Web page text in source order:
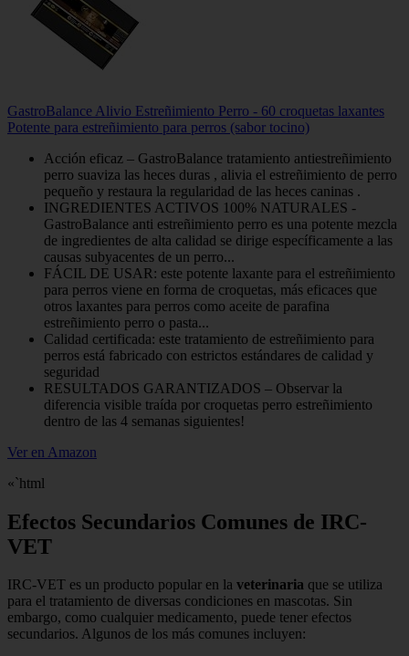
GastroBalance Alivio Estreñimiento Perro - 60 croquetas laxantes
Potente para estreñimiento para perros (sabor tocino)
Acción eficaz – GastroBalance tratamiento antiestreñimiento
perro suaviza las heces duras , alivia el estreñimiento de perro
pequeño y restaura la regularidad de las heces caninas .
INGREDIENTES ACTIVOS 100% NATURALES -
GastroBalance anti estreñimiento perro es una potente mezcla
de ingredientes de alta calidad se dirige específicamente a las
causas subyacentes de un perro...
FÁCIL DE USAR: este potente laxante para el estreñimiento
para perros viene en forma de croquetas, más eficaces que
otros laxantes para perros como aceite de parafina
estreñimiento perro o pasta...
Calidad certificada: este tratamiento de estreñimiento para
perros está fabricado con estrictos estándares de calidad y
seguridad
RESULTADOS GARANTIZADOS – Observar la
diferencia visible traída por croquetas perro estreñimiento
dentro de las 4 semanas siguientes!
Ver en Amazon
«`html
Efectos Secundarios Comunes de IRC-
VET
IRC-VET es un producto popular en la veterinaria que se utiliza
para el tratamiento de diversas condiciones en mascotas. Sin
embargo, como cualquier medicamento, puede tener efectos
secundarios. Algunos de los más comunes incluyen: